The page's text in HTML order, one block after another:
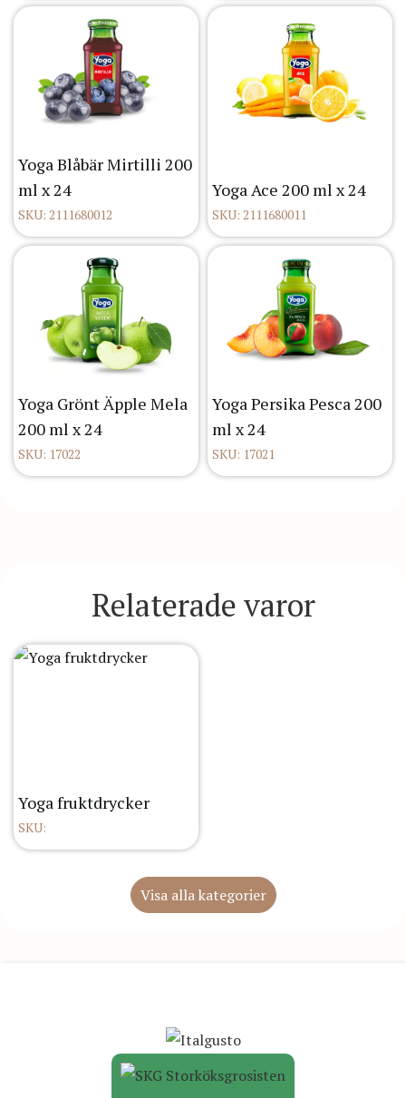
Yoga Blåbär Mirtilli 200
ml x 24
SKU: 2111680012
Yoga Ace 200 ml x 24
SKU: 2111680011
Yoga Grönt Äpple Mela
200 ml x 24
SKU: 17022
Yoga Persika Pesca 200
ml x 24
SKU: 17021
Relaterade varor
Yoga fruktdrycker
SKU:
Visa alla kategorier